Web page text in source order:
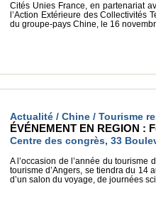
Cités Unies France, en partenariat
l’Action Extérieure des Collectivités
du groupe-pays Chine, le 16
Actualité / Chine / Tourisme
ÉVÉNEMENT EN REGION
Centre des congrès, 33
A l’occasion de l’année du
tourisme d’Angers, se tiendra du 14
d’un salon du voyage, de journées